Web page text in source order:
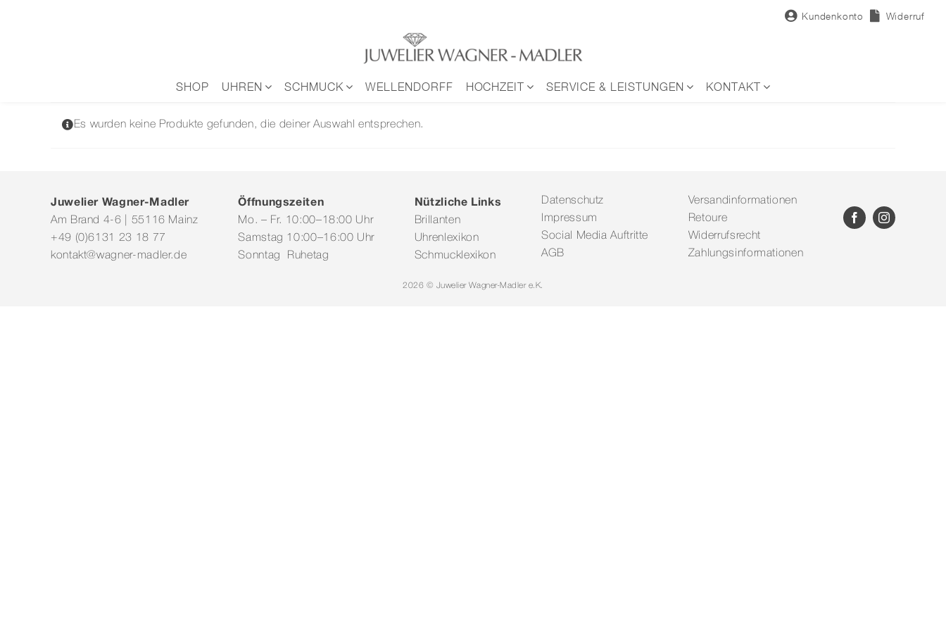
Kundenkonto Widerruf
SHOP UHREN SCHMUCK WELLENDORFF HOCHZEIT SERVICE & LEISTUNGEN KONTAKT
Es wurden keine Produkte gefunden, die deiner Auswahl entsprechen.
Juwelier Wagner-Madler
Am Brand 4-6 | 55116 Mainz
+49 (0)6131 23 18 77
kontakt@wagner-madler.de
Öffnungszeiten
Mo. – Fr. 10:00–18:00 Uhr
Samstag 10:00–16:00 Uhr
Sonntag Ruhetag
Nützliche Links
Brillanten
Uhrenlexikon
Schmucklexikon
Datenschutz
Impressum
Social Media Auftritte
AGB
Versandinformationen
Retoure
Widerrufsrecht
Zahlungsinformationen
2026 © Juwelier Wagner-Madler e.K.